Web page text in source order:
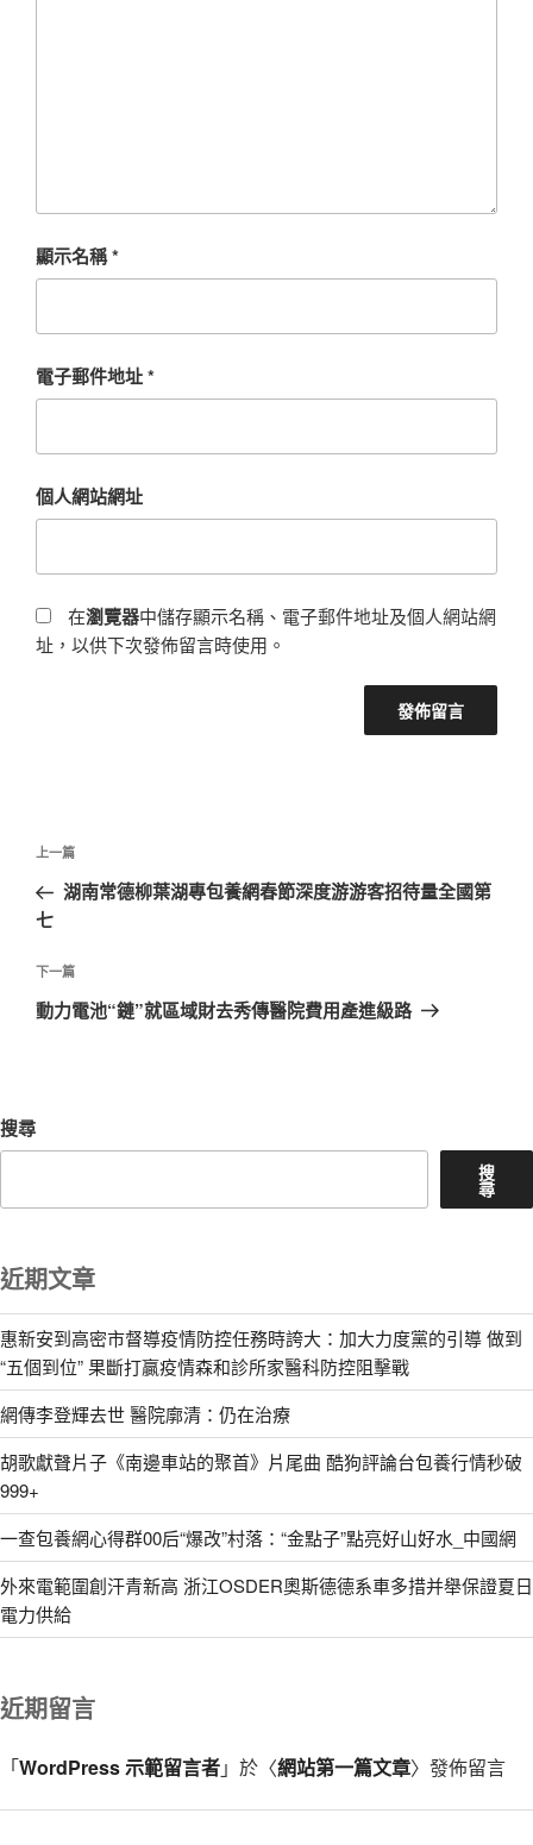
顯示名稱*
電子郵件地址*
個人網站網址
在瀏覽器中儲存顯示名稱、電子郵件地址及個人網站網
址，以供下次發佈留言時使用。
文
導
覽
上
一
篇
章
上一篇
湖南常德柳葉湖專包養網春節深度游游客招待量全國第
七
下
一
下一篇
動力電池“鏈”就區域財去秀傳醫院費用產進級路
搜尋
搜
尋
近期文章
惠新安到高密市督導疫情防控任務時誇大：加大力度黨的引導 做到
“五個到位” 果斷打贏疫情森和診所家醫科防控阻擊戰
網傳李登輝去世 醫院廓清：仍在治療
胡歌獻聲片子《南邊車站的聚首》片尾曲 酷狗評論台包養行情秒破
999+
一查包養網心得群00后“爆改”村落：“金點子”點亮好山好水_中國網
外來電範圍創汗青新高 浙江OSDER奧斯德德系車多措并舉保證夏日
電力供給
近期留言
「WordPress 示範留言者」於〈網站第一篇文章〉發佈留言